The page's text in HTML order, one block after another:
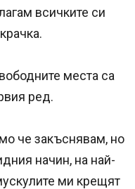
всичките си
места са
ред.
че закъснявам, но
начин, на най-
ми крещят